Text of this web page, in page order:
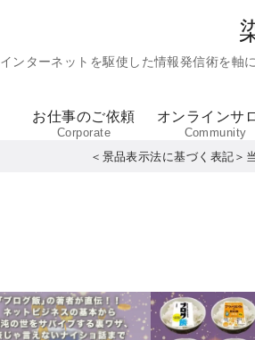
インターネットを駆使した情報発信術を軸
お仕事のご依頼
Corporate
オンラインサ
Community
＜景品表示法に基づく表記＞